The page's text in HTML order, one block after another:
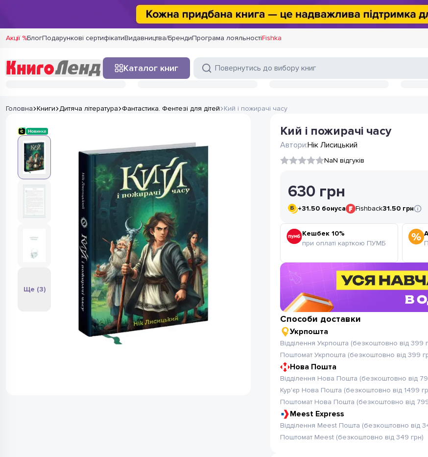
Акції %БлогПодарункові сертифікатиВидавництва/БрендиПрограма лояльностіFishka
Каталог книг
Головна Книги Дитяча література Фантастика. Фентезі для дітей Кий і пожирачі часу
Ще (3)
Кий і пожирачі часу
Автори:Нік Лисицький
NaN відгуків
630 грн
+31.50 бонуса Fishback31.50 грн
Кешбек 10%
при оплаті карткою ПУМБ
Способи доставки
Укрпошта
Відділення Укрпошта (безкоштовно від 399
Поштомат Укрпошта (безкоштовно від 399
Нова Пошта
Відділення Нова Пошта (безкоштовно від
Кур'єр Нова Пошта (безкоштовно від 1499
Поштомат Нова Пошта (безкоштовно від
Meest Express
Відділення Meest Пошта (безкоштовно від
Поштомат Meest (безкоштовно від 349 грн)